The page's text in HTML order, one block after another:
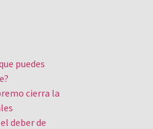
puedes
cierra la
deber de